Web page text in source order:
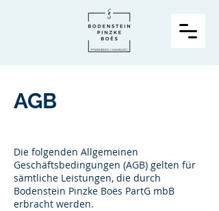
AGB
Die folgenden Allgemeinen
Geschäftsbedingungen (AGB) gelten für
sämtliche Leistungen, die durch
Bodenstein Pinzke Boës PartG mbB
erbracht werden.